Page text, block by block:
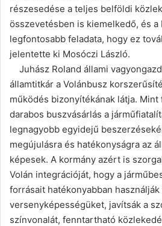
részesedése a teljes belföldi
összevetésben is kiemelkedő, és a
legfontosabb feladata, hogy ez
jelentette ki Mosóczi László.
Juhász Roland állami
államtitkár a Volánbusz
működés bizonyítékának látja. Mint
darabos buszvásárlás a
legnagyobb egyidejű
megújulásra és hatékonyságra az
képesek. A kormány azért is
Volán integrációját, hogy a
forrásait hatékonyabban
versenyképességüket, javítsák a
színvonalát, fenntartható